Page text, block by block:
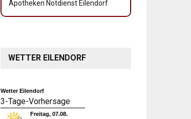
Apotheken Notdienst Eilendorf
WETTER EILENDORF
Wetter Eilendorf
3-Tage-Vorhersage
Freitag, 07.08.